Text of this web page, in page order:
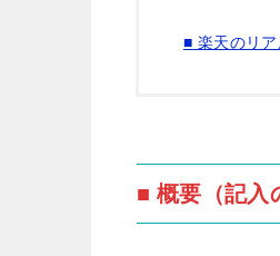
■ 楽天のリ
■ 概要（記入